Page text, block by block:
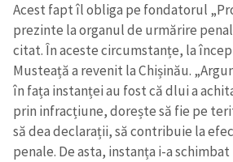
Acest fapt îl obliga pe fondatorul
prezinte la organul de urmărire
citat.În aceste circumstanțe, la
Musteață a revenit la Chișinău.
în fața instanței au fost că dlui a
prin infracțiune, dorește să fie pe
să dea declarații, să contribuie la
penale. De asta, instanța i-a